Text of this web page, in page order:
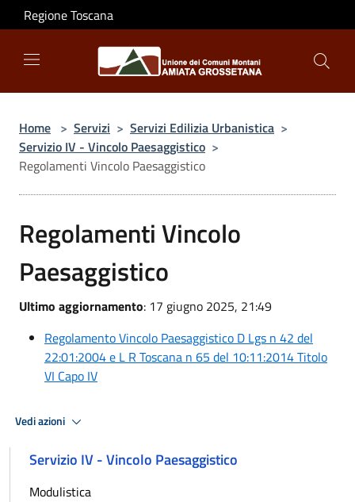
Salta al contenuto principale
Regione Toscana
Home > Servizi > Servizi Edilizia Urbanistica >
Servizio IV - Vincolo Paesaggistico >
Regolamenti Vincolo Paesaggistico
Regolamenti Vincolo
Paesaggistico
Ultimo aggiornamento: 17 giugno 2025, 21:49
Regolamento Vincolo Paesaggistico D Lgs n 42 del
22:01:2004 e L R Toscana n 65 del 10:11:2014 Titolo
VI Capo IV
Vedi azioni
Servizio IV - Vincolo Paesaggistico
Modulistica